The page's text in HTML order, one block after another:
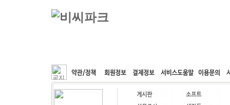
커뮤니티 속도패치 웹호스팅 공동구매